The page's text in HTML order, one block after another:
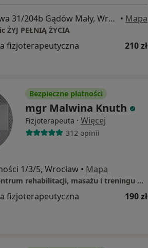
Szybowcowa 31/204b Gądów Mały, Wrocław • Mapa
ŻYJ PEŁNIĄ ŻYCIA
fizjoterapeutyczna 210 zł
Bezpieczne płatności
mgr Malwina Knuth
Fizjoterapeuta · Więcej
312 opinii
1/3/5, Wrocław • Mapa
RehaFit - centrum rehabilitacji, masażu i treningu personalnego
fizjoterapeutyczna 190 zł